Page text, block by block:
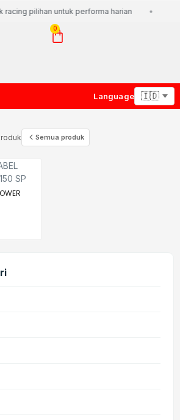
racing pilihan untuk performa harian
0
Language
Semua produk